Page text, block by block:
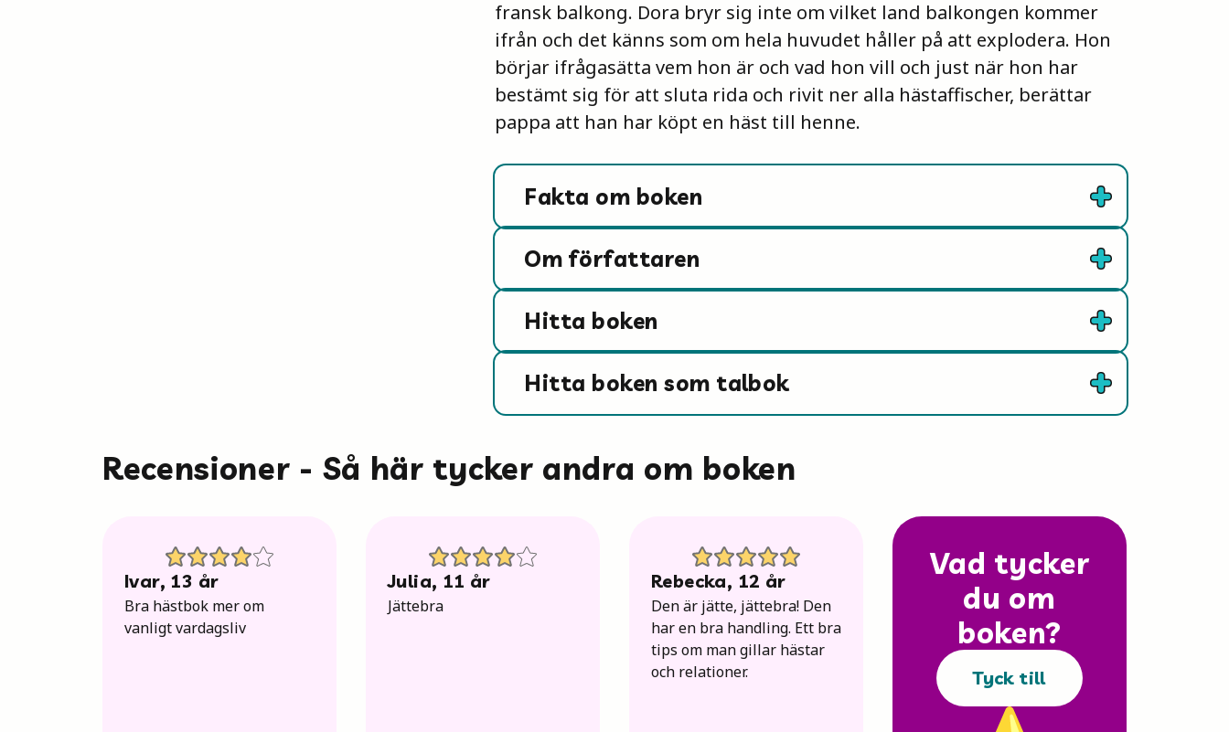
fransk balkong. Dora bryr sig inte om vilket land balkongen kommer
ifrån och det känns som om hela huvudet håller på att explodera. Hon
börjar ifrågasätta vem hon är och vad hon vill och just när hon har
bestämt sig för att sluta rida och rivit ner alla hästaffischer, berättar
pappa att han har köpt en häst till henne.
Fakta om boken
Om författaren
Hitta boken
Hitta boken som talbok
Recensioner - Så här tycker andra om boken
Ivar, 13 år
Bra hästbok mer om
vanligt vardagsliv
Julia, 11 år
Jättebra
Rebecka, 12 år
Den är jätte, jättebra! Den
har en bra handling. Ett bra
tips om man gillar hästar
och relationer.
Vad tycker
du om
boken?
Tyck till